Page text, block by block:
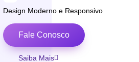
Design Moderno e Responsivo
Fale Conosco
Saiba Mais